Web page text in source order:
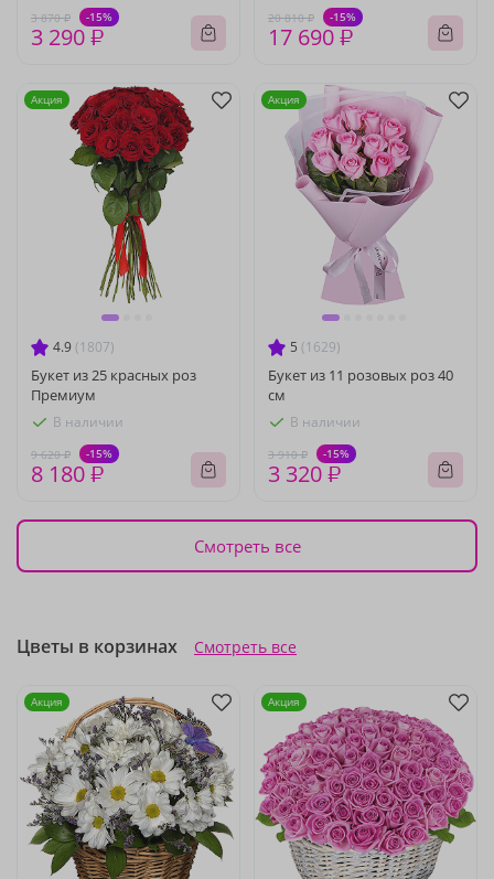
3 870 ₽ -15%
3 290 ₽
20 810 ₽ -15%
17 690 ₽
4.9 (1807)
Букет из 25 красных роз
Премиум
В наличии
9 620 ₽ -15%
8 180 ₽
Акция
5 (1629)
Букет из 11 розовых роз 40
см
В наличии
3 910 ₽ -15%
3 320 ₽
Акция
Смотреть все
Цветы в корзинах Смотреть все
Акция Акция